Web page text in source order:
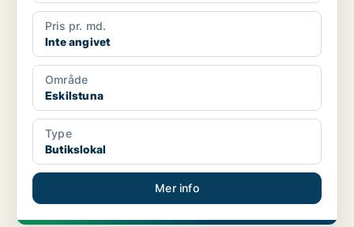
Pris pr. md.
Inte angivet
Område
Eskilstuna
Type
Butikslokal
Mer info